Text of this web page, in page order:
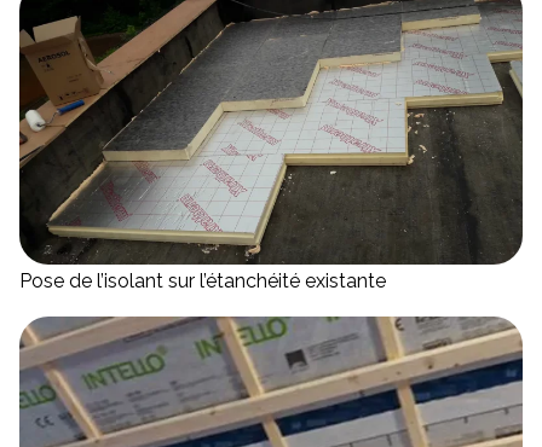
Pose de l’isolant sur l’étanchéité existante